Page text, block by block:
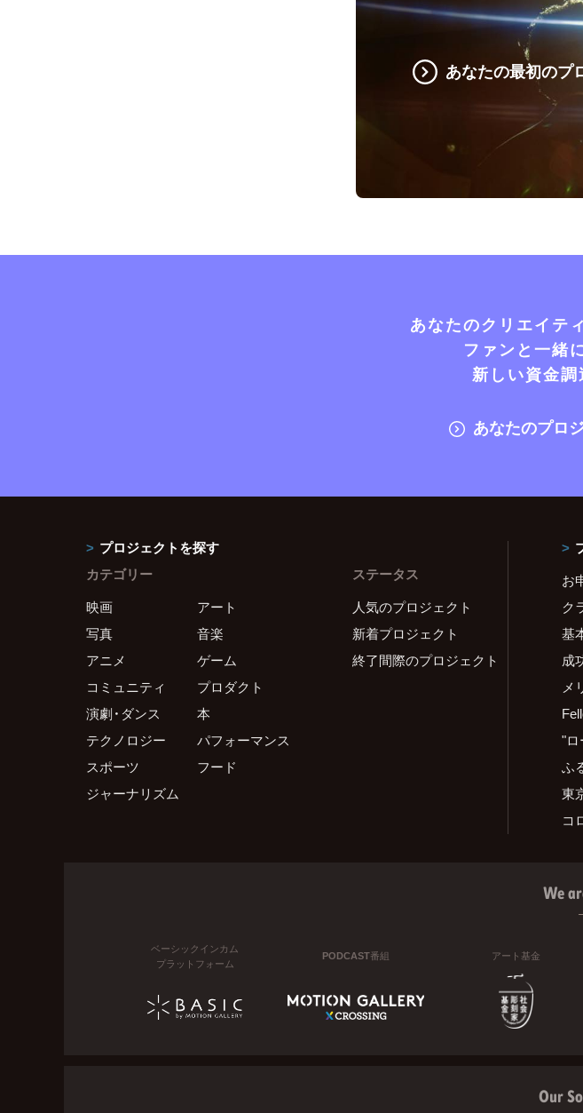
あなたの最初のプ
あなたのクリエイテ
ファンと一緒
新しい資金
あなたのプロ
プロジェクトを探す
カテゴリー
映画
アート
写真
音楽
アニメ
ゲーム
コミュニティ
プロダクト
演劇・ダンス
本
テクノロジー
パフォーマンス
スポーツ
フード
ジャーナリズム
ステータス
人気のプロジェクト
新着プロジェクト
終了間際のプロジェクト
お
ク
基
成
メ
"ロ
ふ
東
コ
We
ベーシックインカム
プラットフォーム
PODCAST番組 アート基金
Our